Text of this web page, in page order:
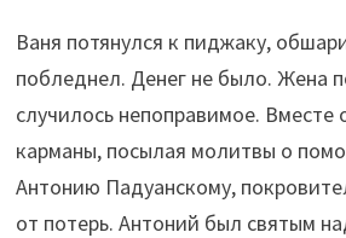
Ваня потянулся к пиджаку,
побледнел. Денег не было. Жена
случилось непоправимое. Вместе
карманы, посылая молитвы о
Антонию Падуанскому,
от потерь. Антоний был святым